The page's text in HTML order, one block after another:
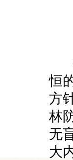
恒
方
林
无
大